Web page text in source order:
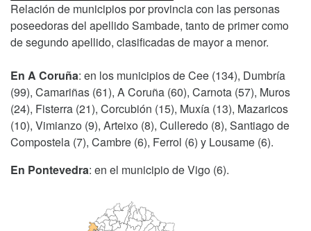
Relación de municipios por provincia con las personas
poseedoras del apellido Sambade, tanto de primer como
de segundo apellido, clasificadas de mayor a menor.
En A Coruña: en los municipios de Cee (134), Dumbría
(99), Camariñas (61), A Coruña (60), Carnota (57), Muros
(24), Fisterra (21), Corcubión (15), Muxía (13), Mazaricos
(10), Vimianzo (9), Arteixo (8), Culleredo (8), Santiago de
Compostela (7), Cambre (6), Ferrol (6) y Lousame (6).
En Pontevedra: en el municipio de Vigo (6).